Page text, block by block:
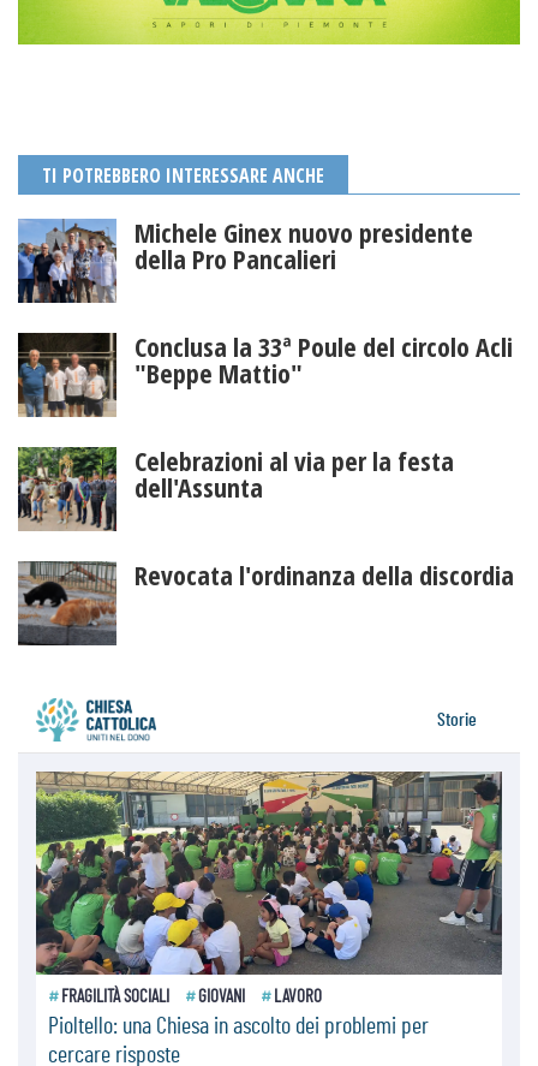
TI POTREBBERO INTERESSARE ANCHE
Michele Ginex nuovo presidente
della Pro Pancalieri
Conclusa la 33ª Poule del circolo Acli
"Beppe Mattio"
Celebrazioni al via per la festa
dell'Assunta
Revocata l'ordinanza della discordia